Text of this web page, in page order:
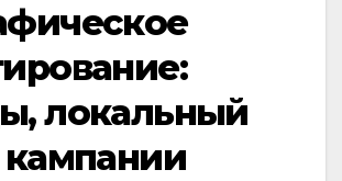
локальный
кампании